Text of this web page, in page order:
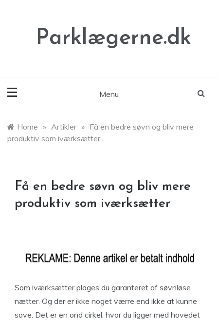
Parklægerne.dk
Menu
Home » Artikler » Få en bedre søvn og bliv mere
produktiv som iværksætter
Få en bedre søvn og bliv mere
produktiv som iværksætter
Som iværksætter plages du garanteret af søvnløse
nætter. Og der er ikke noget værre end ikke at kunne
sove. Det er en ond cirkel, hvor du ligger med hovedet